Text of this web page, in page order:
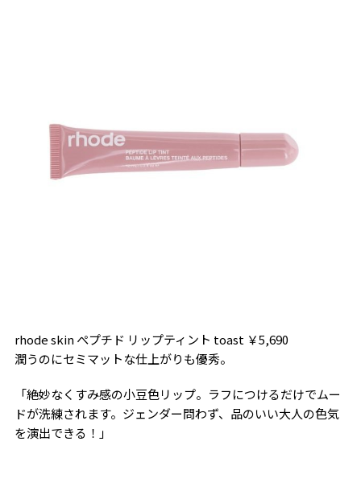
rhode skin ぺプチド リップティント toast ￥5,690
潤うのにセミマットな仕上がりも優秀。
「絶妙なくすみ感の小豆色リップ。ラフにつけるだけでムー
ドが洗練されます。ジェンダー問わず、品のいい大人の色気
を演出できる！」